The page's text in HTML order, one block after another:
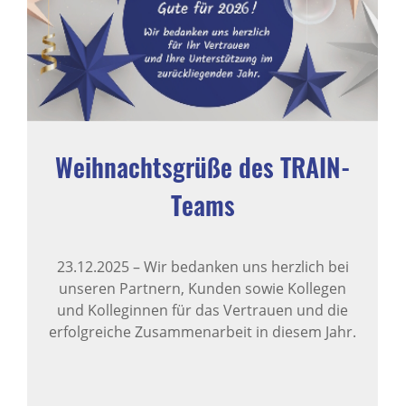
Weihnachtsgrüße des TRAIN-
Teams
23.12.2025–Wir bedanken uns herzlich bei
unseren Partnern, Kunden sowie Kollegen
und Kolleginnen für das Vertrauen und die
erfolgreiche Zusammenarbeit in diesem Jahr.